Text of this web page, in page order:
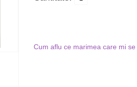
Cum aflu ce marimea care mi